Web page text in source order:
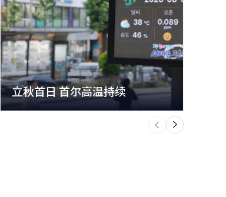
立秋首日 首尔高温持续
下
一
个